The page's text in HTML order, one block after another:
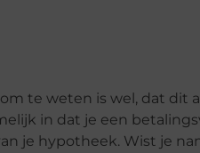
te weten is wel, dat dit
in dat je een
je hypotheek. Wist je